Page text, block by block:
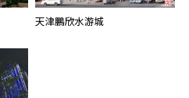
天津鵬欣水游城